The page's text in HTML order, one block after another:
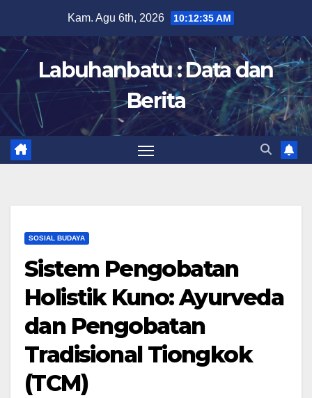
content
Kam. Agu 6th, 2026 10:12:36 AM
Labuhanbatu : Data dan
Berita
SOSIAL BUDAYA
Sistem Pengobatan
Holistik Kuno: Ayurveda
dan Pengobatan
Tradisional Tiongkok
(TCM)